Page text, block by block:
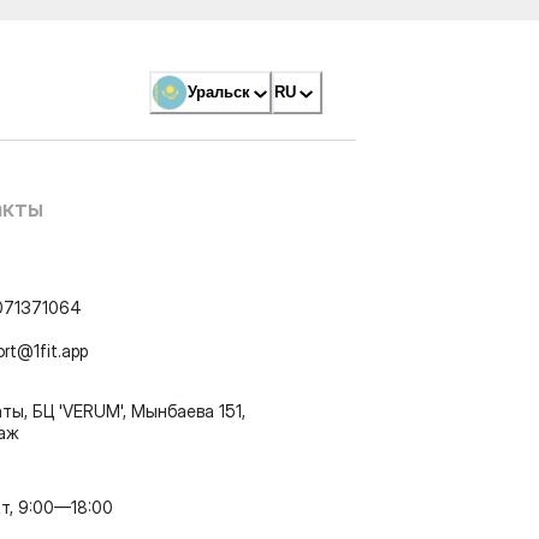
Уральск RU
БЦ 'VERUM', Мынбаева 151,
9:00—18:00